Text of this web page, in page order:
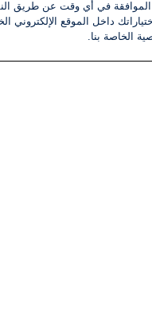
الموافقة في أي وقت عن طريق
داخل الموقع الإلكتروني
الخاصة بنا.